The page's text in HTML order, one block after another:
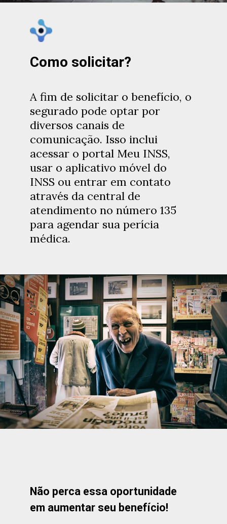
A fim de solicitar o benefício, o
segurado pode optar por
diversos canais de
comunicação. Isso inclui
acessar o portal Meu INSS,
usar o aplicativo móvel do
INSS ou entrar em contato
através da central de
atendimento no número 135
para agendar sua perícia
médica.
Como solicitar?
Não perca essa oportunidade
em aumentar seu benefício!